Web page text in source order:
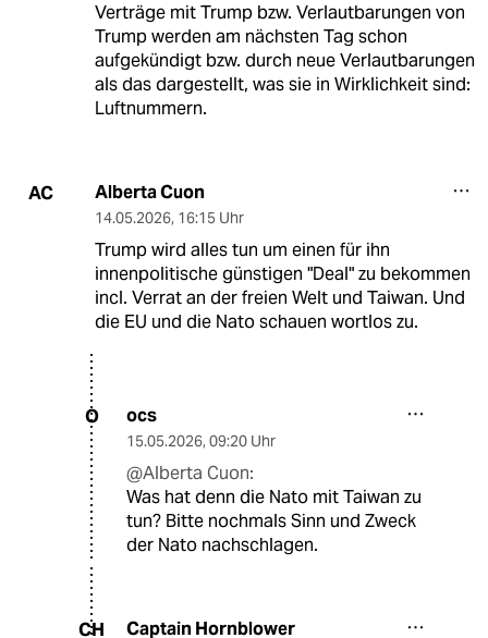
Verträge mit Trump bzw. Verlautbarungen von
Trump werden am nächsten Tag schon
aufgekündigt bzw. durch neue Verlautbarungen
als das dargestellt, was sie in Wirklichkeit sind:
Luftnummern.
AC Alberta Cuon
14.05.2026, 16:15 Uhr
Trump wird alles tun um einen für ihn
innenpolitische günstigen "Deal" zu bekommen
incl. Verrat an der freien Welt und Taiwan. Und
die EU und die Nato schauen wortlos zu.
O ocs
15.05.2026, 09:20 Uhr
@Alberta Cuon:
Was hat denn die Nato mit Taiwan zu
tun? Bitte nochmals Sinn und Zweck
der Nato nachschlagen.
CH Captain Hornblower